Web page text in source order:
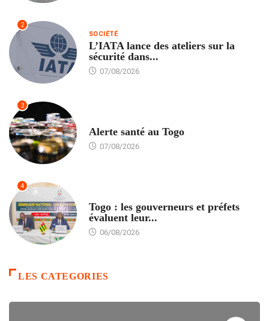
2
SOCIÉTÉ
L’IATA lance des ateliers sur la
sécurité dans...
07/08/2026
3
Alerte santé au Togo
07/08/2026
4
Togo : les gouverneurs et préfets
évaluent leur...
06/08/2026
LES CATEGORIES